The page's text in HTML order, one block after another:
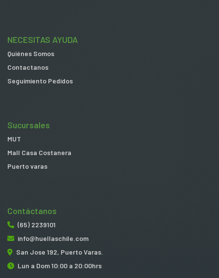
NECESITAS AYUDA
Quiénes Somos
Contactanos
Seguimiento Pedidos
Sucursales
MUT
Mall Casa Costanera
Puerto varas
Contáctanos
(65) 2239101
info@huellaschile.com
San Jose 192, Puerto Varas.
Lun a Dom 10:00 a 20:00hrs